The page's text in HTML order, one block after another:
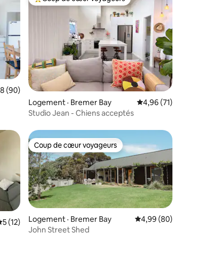
aimés
de 4,98 sur 5, 90 commentaires
(90)
Coup de cœur voyageurs parmi les plus aimés
Logement · Bremer Bay Note moyenne de
4,96 (71)
Studio Jean - Chiens acceptés
moyenne de 5 sur 5, 12 commentaires
5 (12)
Coup de cœur voyageurs
Coup de cœur voyageurs
Logement · Bremer Bay Note moyenne de
4,99 (80)
John Street Shed